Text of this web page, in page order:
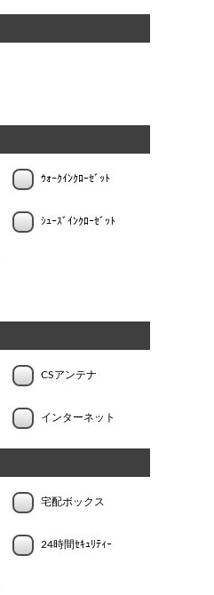
ｳｫｰｸｲﾝｸﾛｰｾﾞｯﾄ
ｼｭｰｽﾞｲﾝｸﾛｰｾﾞｯﾄ
CSアンテナ
インターネット
宅配ボックス
24時間ｾｷｭﾘﾃｨｰ